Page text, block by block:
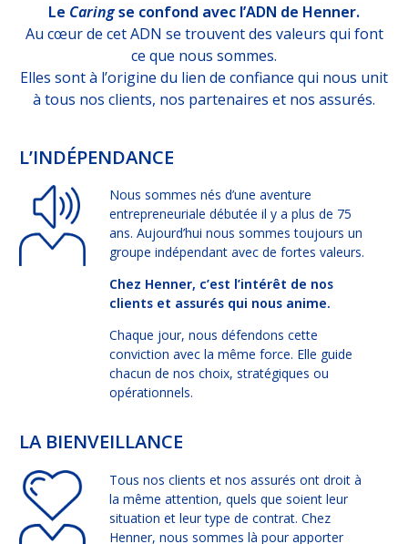
CLIENTSFRANCE
CLIENTS MOBILITÉINTERNATIONALE
SOLUTIONS PROSDE L'ASSURANCE
DÉCRYPTAGES
NOUSREJOINDRE
ESPACE CLIENT
Choisissez votre profil
ORGANISATION INTERNATIONALE
CORRESPONDANT D’ENTREPRISE / RH
ESPACE RH GARANTIE OBSÈQUES
Le Caringse confond avec l’ADN de Henner.
Au cœur de cet ADN se trouvent des valeurs qui font
ce que nous sommes.
Elles sont à l’origine du lien de confiance qui nous unit
à tous nos clients, nos partenaires et nos assurés.
L’INDÉPENDANCE
Nous sommes nés d’une aventure
entrepreneuriale débutée il y a plus de 75
ans. Aujourd’hui nous sommes toujours un
groupe indépendant avec de fortes valeurs.
Chez Henner, c’est l’intérêt de nos
clients et assurés qui nous anime.
Chaque jour, nous défendons cette
conviction avec la même force. Elle guide
chacun de nos choix, stratégiques ou
opérationnels.
LA BIENVEILLANCE
Tous nos clients et nos assurés ont droit à
la même attention, quels que soient leur
situation et leur type de contrat. Chez
Henner, nous sommes là pour apporter